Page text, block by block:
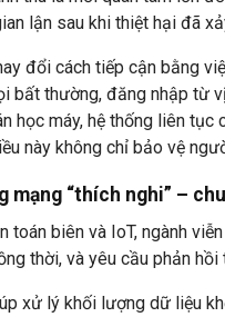
lận sau khi thiệt hại đã
đổi cách tiếp cận bằng
bất thường, đăng nhập từ
học máy, hệ thống liên
này không chỉ bảo vệ
mạng “thích nghi” –
toán biên và IoT, ngành
thời, và yêu cầu phản
xử lý khối lượng dữ liệu